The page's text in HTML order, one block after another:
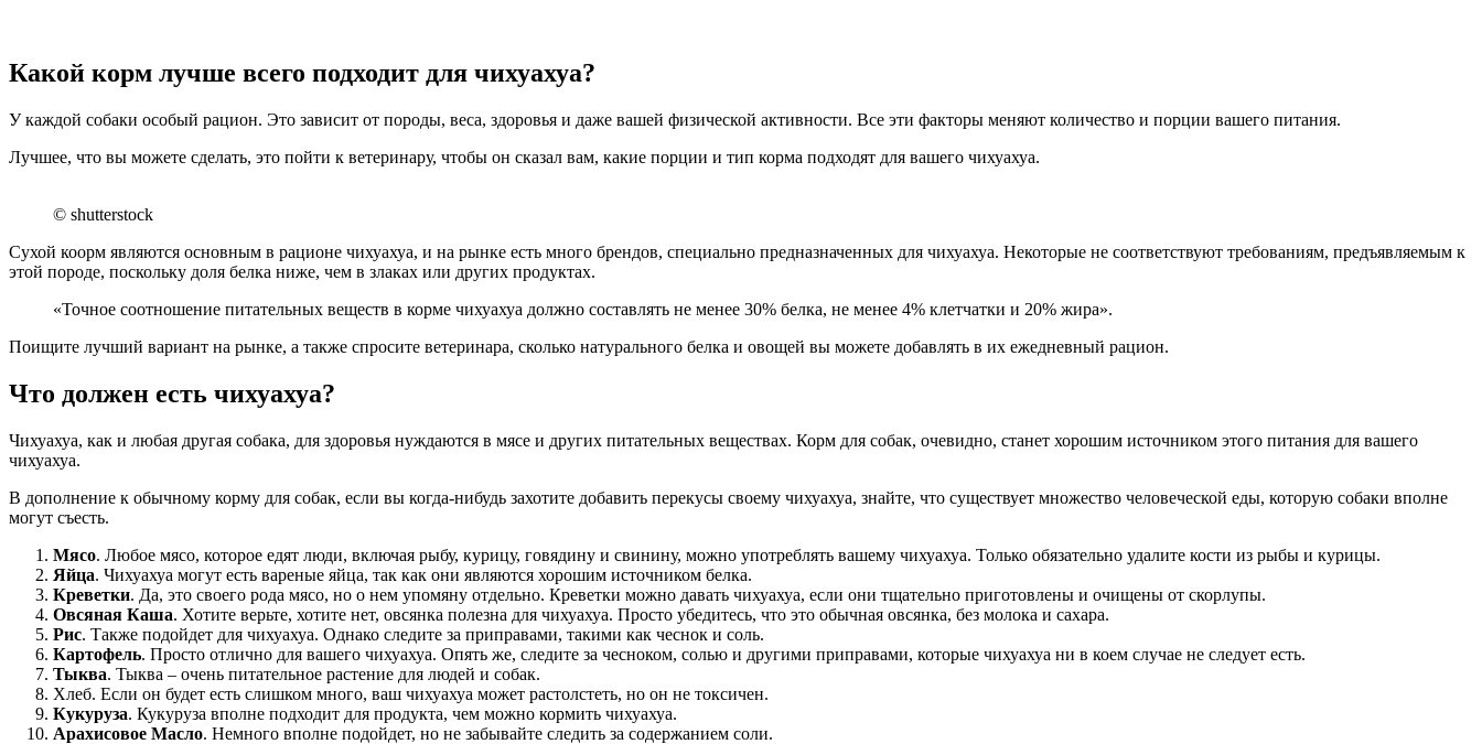
Какой корм лучше всего подходит для чихуахуа?
У каждой собаки особый рацион. Это зависит от породы, веса, здоровья и даже вашей физической активности. Все эти факторы меняют количество и порции вашего питания.
Лучшее, что вы можете сделать, это пойти к ветеринару, чтобы он сказал вам, какие порции и тип корма подходят для вашего чихуахуа.
© shutterstock
Сухой коорм являются основным в рационе чихуахуа, и на рынке есть много брендов, специально предназначенных для чихуахуа. Некоторые не соответствуют требованиям, предъявляемым к
этой породе, поскольку доля белка ниже, чем в злаках или других продуктах.
«Точное соотношение питательных веществ в корме чихуахуа должно составлять не менее 30% белка, не менее 4% клетчатки и 20% жира».
Поищите лучший вариант на рынке, а также спросите ветеринара, сколько натурального белка и овощей вы можете добавлять в их ежедневный рацион.
Что должен есть чихуахуа?
Чихуахуа, как и любая другая собака, для здоровья нуждаются в мясе и других питательных веществах. Корм для собак, очевидно, станет хорошим источником этого питания для вашего
чихуахуа.
В дополнение к обычному корму для собак, если вы когда-нибудь захотите добавить перекусы своему чихуахуа, знайте, что существует множество человеческой еды, которую собаки вполне
могут съесть.
Мясо. Любое мясо, которое едят люди, включая рыбу, курицу, говядину и свинину, можно употреблять вашему чихуахуа. Только обязательно удалите кости из рыбы и курицы.
Яйца. Чихуахуа могут есть вареные яйца, так как они являются хорошим источником белка.
Креветки. Да, это своего рода мясо, но о нем упомяну отдельно. Креветки можно давать чихуахуа, если они тщательно приготовлены и очищены от скорлупы.
Овсяная Каша. Хотите верьте, хотите нет, овсянка полезна для чихуахуа. Просто убедитесь, что это обычная овсянка, без молока и сахара.
Рис. Также подойдет для чихуахуа. Однако следите за приправами, такими как чеснок и соль.
Картофель. Просто отлично для вашего чихуахуа. Опять же, следите за чесноком, солью и другими приправами, которые чихуахуа ни в коем случае не следует есть.
Тыква. Тыква – очень питательное растение для людей и собак.
Хлеб. Если он будет есть слишком много, ваш чихуахуа может растолстеть, но он не токсичен.
Кукуруза. Кукуруза вполне подходит для продукта, чем можно кормить чихуахуа.
Арахисовое Масло. Немного вполне подойдет, но не забывайте следить за содержанием соли.